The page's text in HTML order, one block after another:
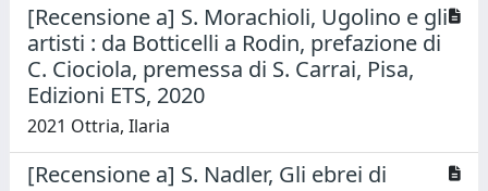
[Recensione a] S. Morachioli, Ugolino e gli
artisti : da Botticelli a Rodin, prefazione di
C. Ciociola, premessa di S. Carrai, Pisa,
Edizioni ETS, 2020
2021 Ottria, Ilaria
[Recensione a] S. Nadler, Gli ebrei di